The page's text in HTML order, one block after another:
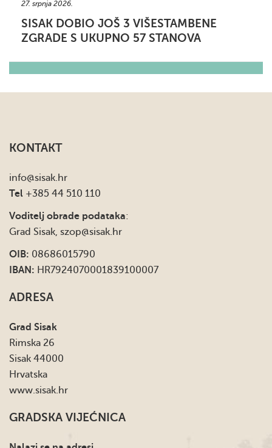
27. srpnja 2026.
SISAK DOBIO JOŠ 3 VIŠESTAMBENE
ZGRADE S UKUPNO 57 STANOVA
KONTAKT
info@sisak.hr
Tel +385 44 510 110
Voditelj obrade podataka:
Grad Sisak, szop@sisak.hr
OIB: 08686015790
IBAN: HR7924070001839100007
ADRESA
Grad Sisak
Rimska 26
Sisak 44000
Hrvatska
www.sisak.hr
GRADSKA VIJEĆNICA